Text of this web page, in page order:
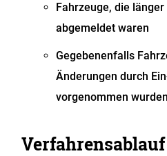
Fahrzeuge, die
abgemeldet waren
Gegebenenfalls
Änderungen durch
vorgenommen wurden
Verfahrensablauf